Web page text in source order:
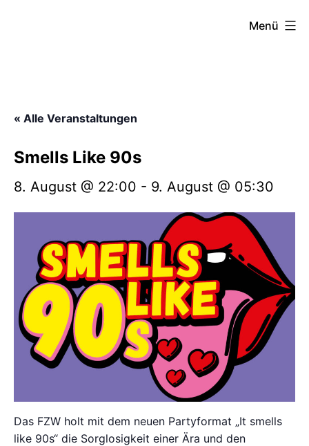
Menü
« Alle Veranstaltungen
Smells Like 90s
8. August @ 22:00 - 9. August @ 05:30
Das FZW holt mit dem neuen Partyformat „It smells
like 90s“ die Sorglosigkeit einer Ära und den